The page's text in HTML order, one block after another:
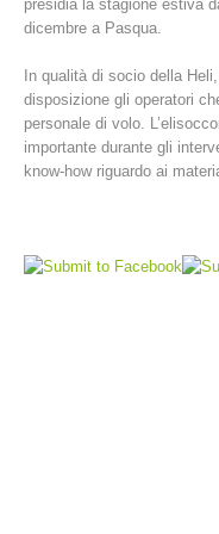
presidia la stagione estiva
dicembre a Pasqua.
In qualità di socio della
disposizione gli operatori
personale di volo.
importante durante gli
know-how riguardo ai